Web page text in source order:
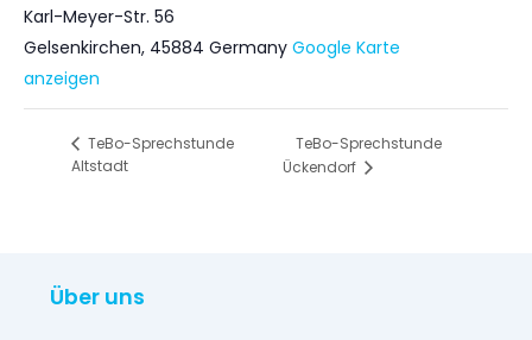
Karl-Meyer-Str. 56
Gelsenkirchen, 45884 Germany Google Karte
anzeigen
TeBo-Sprechstunde
Altstadt
TeBo-Sprechstunde
Ückendorf
Über uns